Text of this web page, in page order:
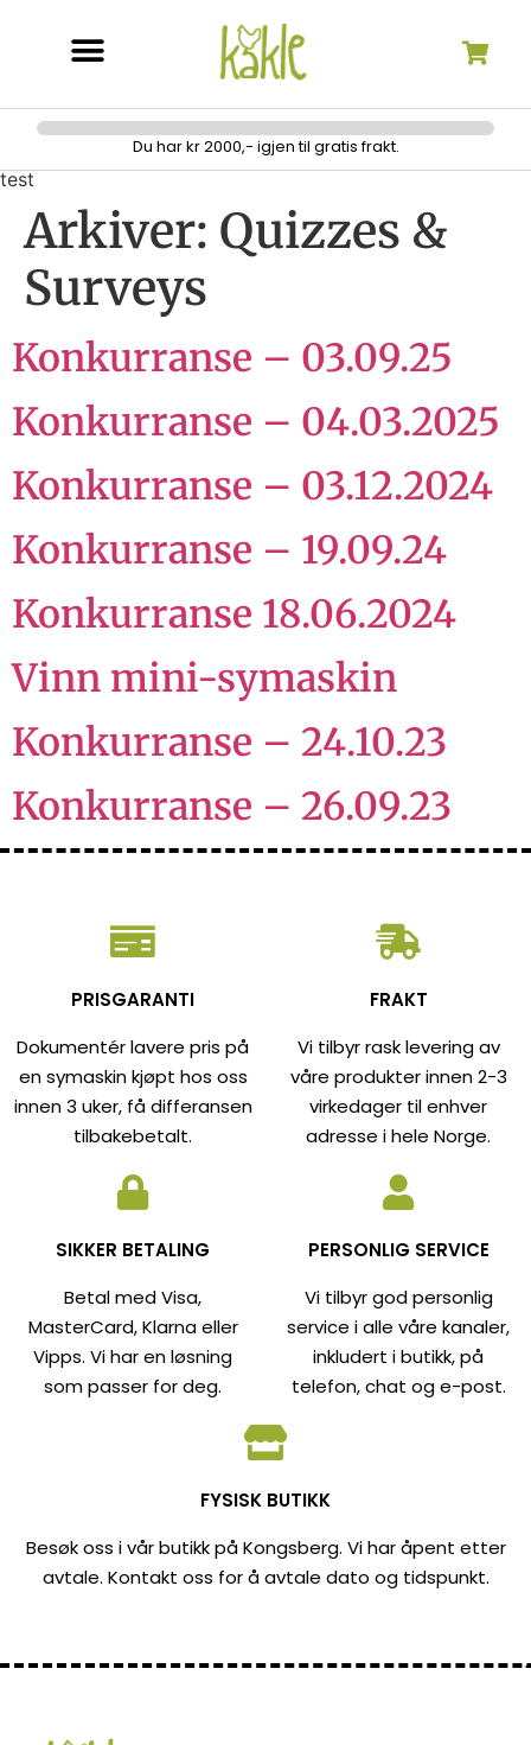
Du har kr 2000,- igjen til gratis frakt.
test
Arkiver: Quizzes &
Surveys
Konkurranse – 03.09.25
Konkurranse – 04.03.2025
Konkurranse – 03.12.2024
Konkurranse – 19.09.24
Konkurranse 18.06.2024
Vinn mini-symaskin
Konkurranse – 24.10.23
Konkurranse – 26.09.23
PRISGARANTI
Dokumentér lavere pris på
en symaskin kjøpt hos oss
innen 3 uker, få differansen
tilbakebetalt.
FRAKT
Vi tilbyr rask levering av
våre produkter innen 2-3
virkedager til enhver
adresse i hele Norge.
SIKKER BETALING
Betal med Visa,
MasterCard, Klarna eller
Vipps. Vi har en løsning
som passer for deg.
PERSONLIG SERVICE
Vi tilbyr god personlig
service i alle våre kanaler,
inkludert i butikk, på
telefon, chat og e-post.
FYSISK BUTIKK
Besøk oss i vår butikk på Kongsberg. Vi har åpent etter
avtale. Kontakt oss for å avtale dato og tidspunkt.